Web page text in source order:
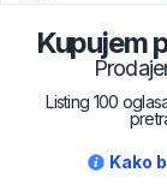
Kupujem
Listing 100
Kako